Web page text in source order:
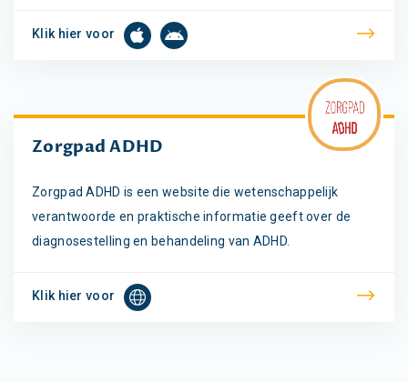
Klik hier voor
Zorgpad ADHD
Zorgpad ADHD is een website die wetenschappelijk
verantwoorde en praktische informatie geeft over de
diagnosestelling en behandeling van ADHD.
Klik hier voor